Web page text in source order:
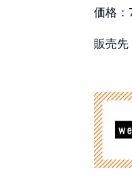
価格：
販売先